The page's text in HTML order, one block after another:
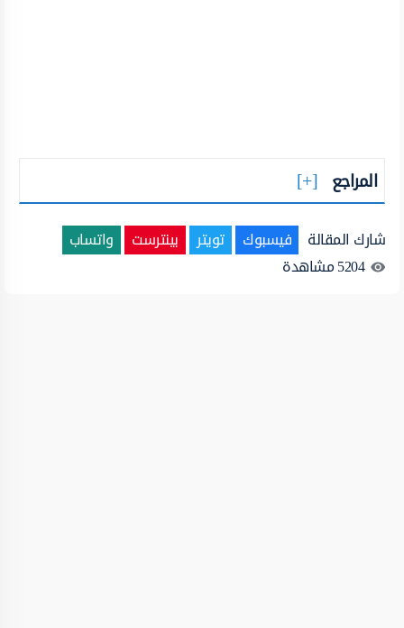
المراجع
شارك المقالة فيسبوك تويتر بينترست
واتساب
5204مشاهدة